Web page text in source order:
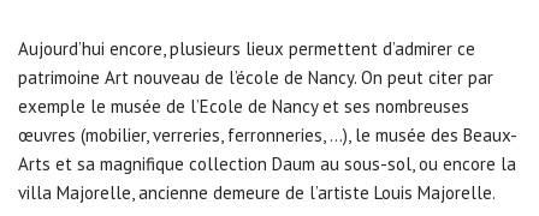
Aujourd’hui encore, plusieurs lieux permettent d’admirer ce
patrimoine Art nouveau de l’école de Nancy. On peut citer par
exemple le musée de l’Ecole de Nancy et ses nombreuses
œuvres (mobilier, verreries, ferronneries, …), le musée des Beaux-
Arts et sa magnifique collection Daum au sous-sol, ou encore la
villa Majorelle, ancienne demeure de l’artiste Louis Majorelle.